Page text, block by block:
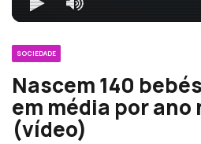
SOCIEDADE
Nascem 140
em média por ano
(vídeo)